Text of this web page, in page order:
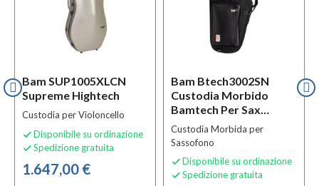
Bam SUP1005XLCN
Supreme Hightech
Custodia per Violoncello
 Disponibile su ordinazione
 Spedizione gratuita
1.647,00 €
Bam Btech3002SN
Custodia Morbido
Bamtech Per Sax
Tenore
Custodia Morbida per
Sassofono
 Disponibile su ordinazione
 Spedizione gratuita